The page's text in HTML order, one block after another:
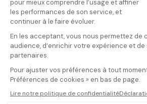
Donnez votre avis
Votre note
Votre commentaire
Il faut vous connecter pour
publier un avis